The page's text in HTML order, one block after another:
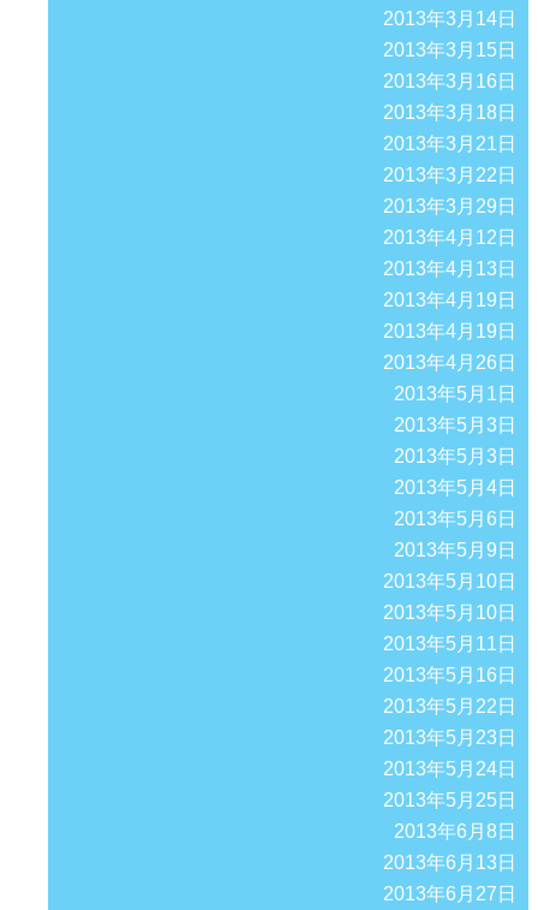
2013年3月14日
2013年3月15日
2013年3月16日
2013年3月18日
2013年3月21日
2013年3月22日
2013年3月29日
2013年4月12日
2013年4月13日
2013年4月19日
2013年4月19日
2013年4月26日
2013年5月1日
2013年5月3日
2013年5月3日
2013年5月4日
2013年5月6日
2013年5月9日
2013年5月10日
2013年5月10日
2013年5月11日
2013年5月16日
2013年5月22日
2013年5月23日
2013年5月24日
2013年5月25日
2013年6月8日
2013年6月13日
2013年6月27日